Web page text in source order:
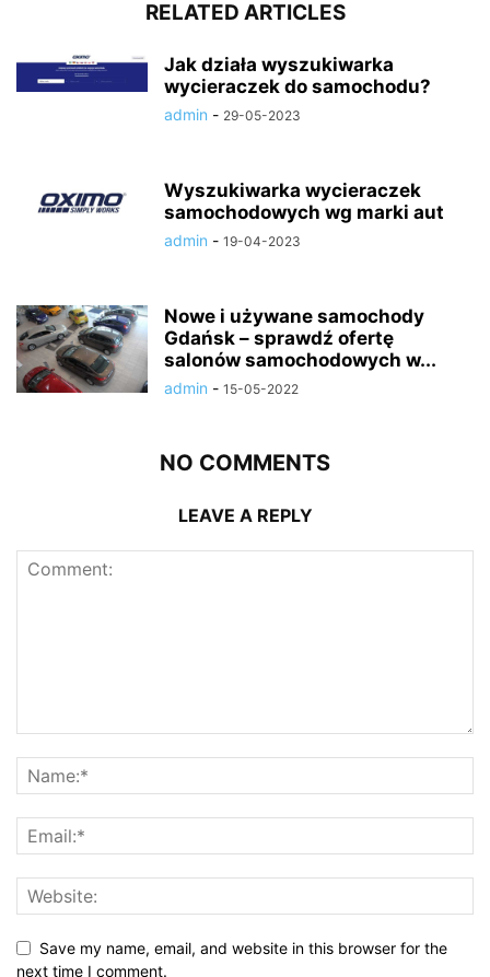
RELATED ARTICLES
Jak działa wyszukiwarka
wycieraczek do samochodu?
admin - 29-05-2023
Wyszukiwarka wycieraczek
samochodowych wg marki aut
admin - 19-04-2023
Nowe i używane samochody
Gdańsk – sprawdź ofertę
salonów samochodowych w...
admin - 15-05-2022
NO COMMENTS
LEAVE A REPLY
Save my name, email, and website in this browser for the
next time I comment.